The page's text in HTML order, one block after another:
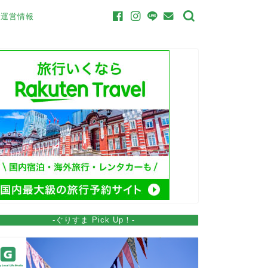
運営情報
-ぐりすま Pick Up！-